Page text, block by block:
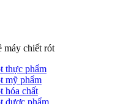
máy chiết rót
thực phẩm
mỹ phẩm
hóa chất
dược phẩm